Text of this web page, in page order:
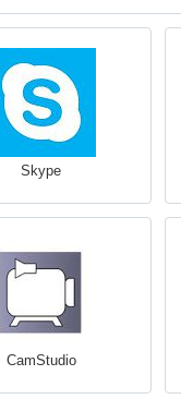
Skype
CamStudio